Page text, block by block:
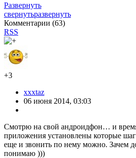
Развернуть
свернутьразвернуть
Комментарии (63)
RSS
+3
xxxtaz
06 июня 2014, 03:03
Смотрю на свой андроидфон… и
приложения установлены которые
еще и звонить по нему можно. Зачем
понимаю )))